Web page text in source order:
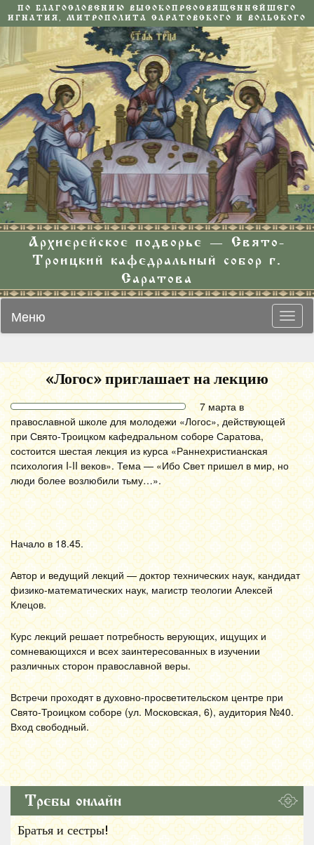
ПО БЛАГОСЛОВЕНИЮ ВЫСОКОПРЕОСВЯЩЕННЕЙШЕГО
ИГНАТИЯ, МИТРОПОЛИТА САРАТОВСКОГО И ВОЛЬСКОГО
Архиерейское подворье — Свято-
Троицкий кафедральный собор г.
Саратова
Меню
«Логос» приглашает на лекцию
7 марта в
православной школе для молодежи «Логос», действующей
при Свято-Троицком кафедральном соборе Саратова,
состоится шестая лекция из курса «Раннехристианская
психология I-II веков». Тема — «Ибо Свет пришел в мир, но
люди более возлюбили тьму…».
Начало в 18.45.
Автор и ведущий лекций — доктор технических наук, кандидат
физико-математических наук, магистр теологии Алексей
Клецов.
Курс лекций решает потребность верующих, ищущих и
сомневающихся и всех заинтересованных в изучении
различных сторон православной веры.
Встречи проходят в духовно-просветительском центре при
Свято-Троицком соборе (ул. Московская, 6), аудитория №40.
Вход свободный.
Требы онлайн
Братья и сестры!